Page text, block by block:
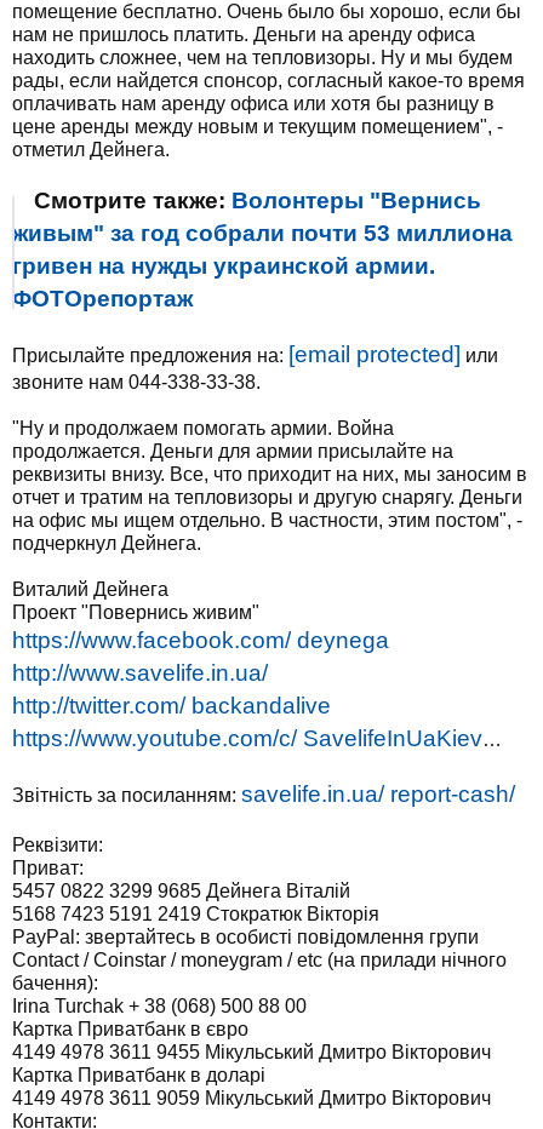
помещение бесплатно. Очень было бы хорошо, если бы
нам не пришлось платить. Деньги на аренду офиса
находить сложнее, чем на тепловизоры. Ну и мы будем
рады, если найдется спонсор, согласный какое-то время
оплачивать нам аренду офиса или хотя бы разницу в
цене аренды между новым и текущим помещением", -
отметил Дейнега.
Смотрите также: Волонтеры "Вернись
живым" за год собрали почти 53 миллиона
гривен на нужды украинской армии.
ФОТОрепортаж
Присылайте предложения на: [email protected] или
звоните нам 044-338-33-38.
"Ну и продолжаем помогать армии. Война
продолжается. Деньги для армии присылайте на
реквизиты внизу. Все, что приходит на них, мы заносим в
отчет и тратим на тепловизоры и другую снарягу. Деньги
на офис мы ищем отдельно. В частности, этим постом", -
подчеркнул Дейнега.
Виталий Дейнега
Проект "Повернись живим"
https://www.facebook.com/ deynega
http://www.savelife.in.ua/
http://twitter.com/ backandalive
https://www.youtube.com/c/ SavelifeInUaKiev…
Звітність за посиланням: savelife.in.ua/ report-cash/
Реквізити:
Приват:
5457 0822 3299 9685 Дейнега Віталій
5168 7423 5191 2419 Стократюк Вікторія
PayPal: звертайтесь в особисті повідомлення групи
Contact / Coinstar / moneygram / etc (на прилади нічного
бачення):
Irina Turchak + 38 (068) 500 88 00
Картка Приватбанк в євро
4149 4978 3611 9455 Мікульський Дмитро Вікторович
Картка Приватбанк в доларі
4149 4978 3611 9059 Мікульський Дмитро Вікторович
Контакти: